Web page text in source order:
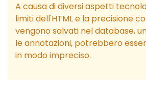
A causa di diversi aspetti
limiti dell'HTML e la precisione
vengono salvati nel database,
le annotazioni, potrebbero
in modo impreciso.